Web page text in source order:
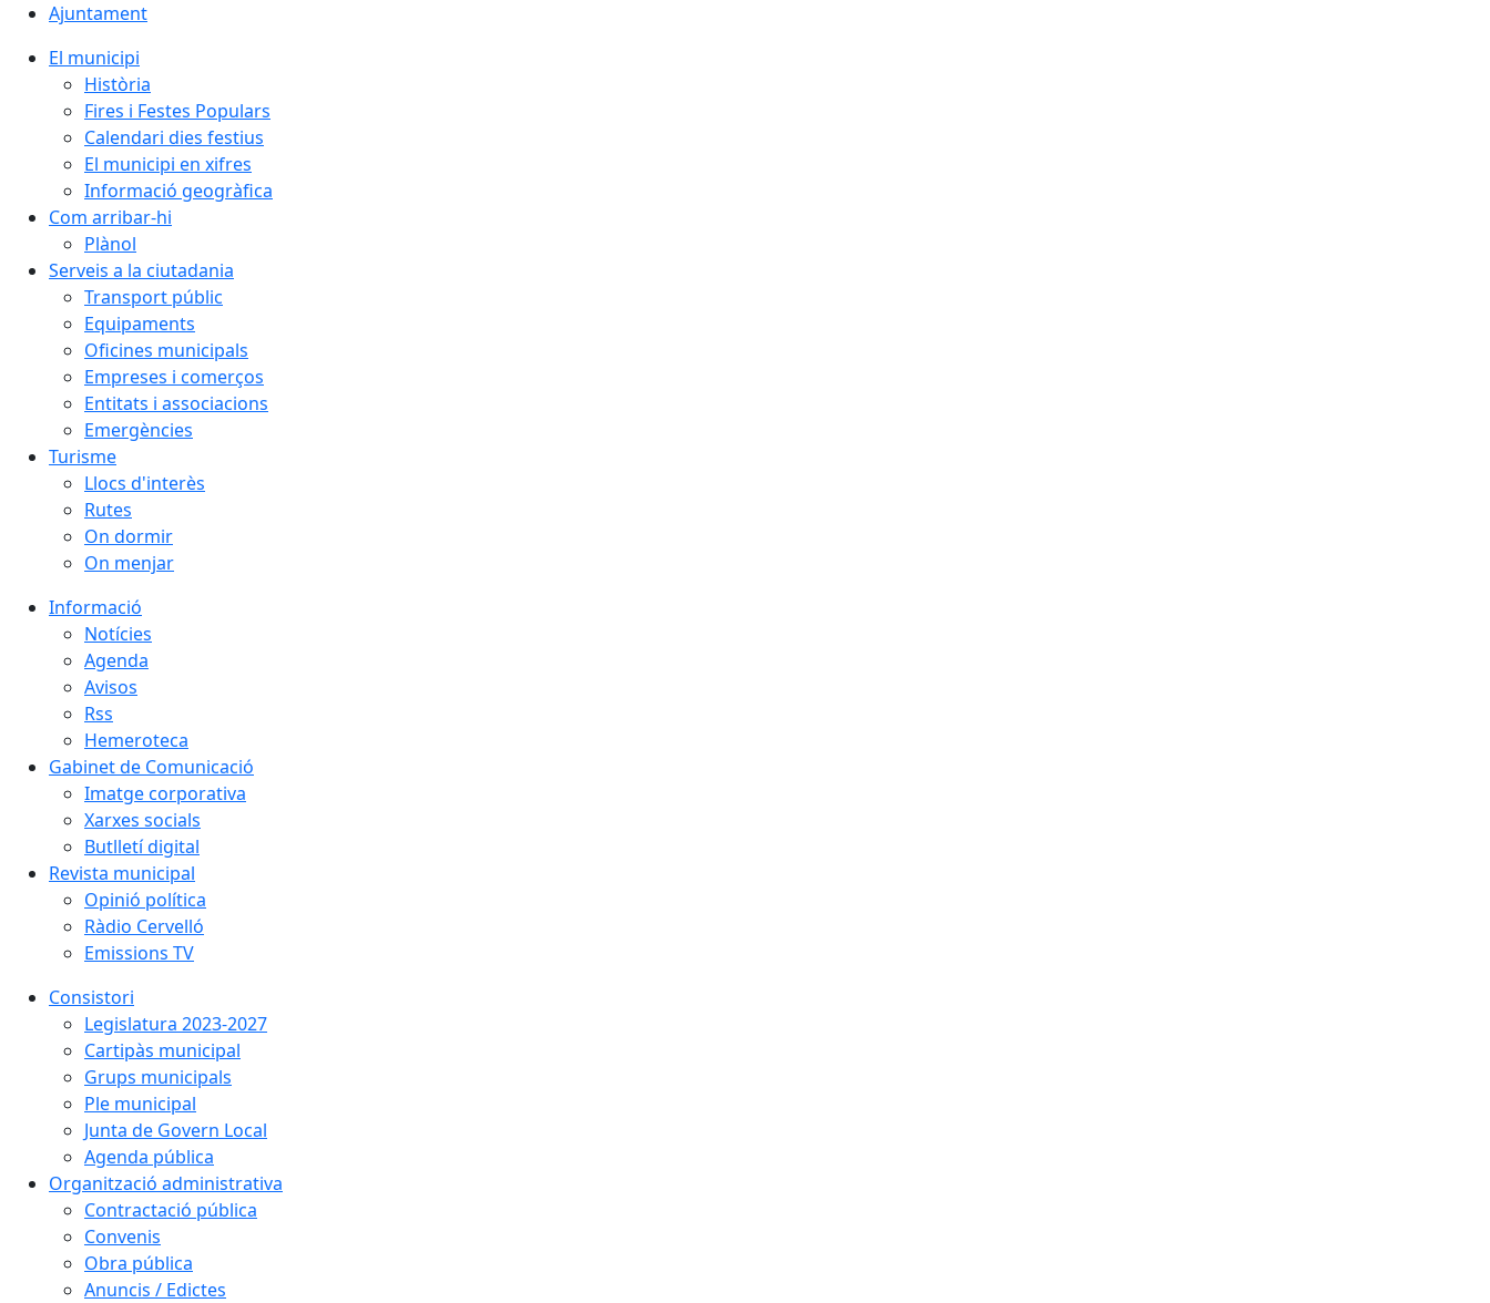
Ajuntament
El municipi
Història
Fires i Festes Populars
Calendari dies festius
El municipi en xifres
Informació geogràfica
Com arribar-hi
Plànol
Serveis a la ciutadania
Transport públic
Equipaments
Oficines municipals
Empreses i comerços
Entitats i associacions
Emergències
Turisme
Llocs d'interès
Rutes
On dormir
On menjar
Informació
Notícies
Agenda
Avisos
Rss
Hemeroteca
Gabinet de Comunicació
Imatge corporativa
Xarxes socials
Butlletí digital
Revista municipal
Opinió política
Ràdio Cervelló
Emissions TV
Consistori
Legislatura 2023-2027
Cartipàs municipal
Grups municipals
Ple municipal
Junta de Govern Local
Agenda pública
Organització administrativa
Contractació pública
Convenis
Obra pública
Anuncis / Edictes